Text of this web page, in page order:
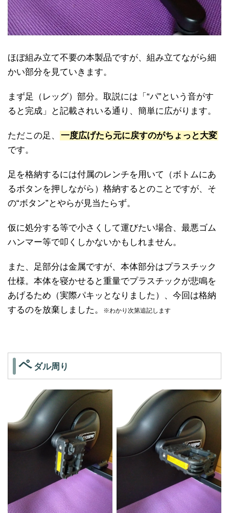
ほぼ組み立て不要の本製品ですが、組み立てながら細
かい部分を見ていきます。
まず足（レッグ）部分。取説には「“パ”という音がす
ると完成」と記載されいる通り、簡単に広がります。
ただこの足、
一度広げたら元に戻すのがちょっと大変
です。
足を格納するには付属のレンチを用いて（ボトムにあ
るボタンを押しながら）格納するとのことですが、そ
の“ボタン”とやらが見当たらず。
仮に処分する等で小さくして運びたい場合、最悪ゴム
ハンマー等で叩くしかないかもしれません。
また、足部分は金属ですが、本体部分はプラスチック
仕様。本体を寝かせると重量でプラスチックが悲鳴を
あげるため（実際パキッとなりました）、今回は格納
するのを放棄しました。
※わかり次第追記します
ペ ダル周り